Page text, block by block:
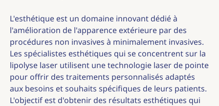
L'esthétique est un domaine innovant dédié à
l'amélioration de l'apparence extérieure par des
procédures non invasives à minimalement invasives.
Les spécialistes esthétiques qui se concentrent sur la
lipolyse laser utilisent une technologie laser de pointe
pour offrir des traitements personnalisés adaptés
aux besoins et souhaits spécifiques de leurs patients.
L'objectif est d'obtenir des résultats esthétiques qui